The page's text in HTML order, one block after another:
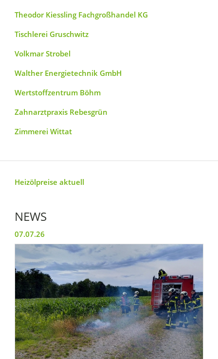
Theodor Kiessling Fachgroßhandel KG
Tischlerei Gruschwitz
Volkmar Strobel
Walther Energietechnik GmbH
Wertstoffzentrum Böhm
Zahnarztpraxis Rebesgrün
Zimmerei Wittat
Heizölpreise aktuell
NEWS
07.07.26